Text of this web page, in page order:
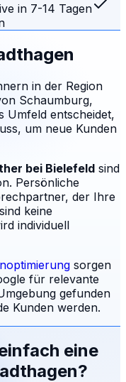
in 7-14 Tagen
in der Region
Schaumburg,
Umfeld entscheidet,
um neue Kunden
bei Bielefeld sind
Persönliche
der Ihre
keine
individuell
sorgen
für relevante
gefunden
Kunden werden.
eine
?